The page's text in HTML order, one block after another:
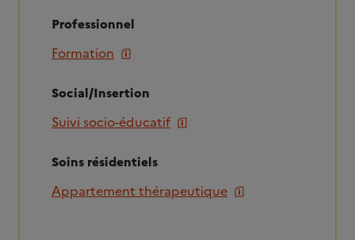
Professionnel
Formation
Social/Insertion
Suivi socio-éducatif
Soins résidentiels
Appartement thérapeutique